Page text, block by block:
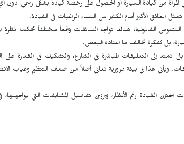
المرأة من قيادة السيارة أو الحصول على رخصة قيادة بشكل رسمي، دون
العائق الأكبر أمام الكثير من النساء الراغبات في القيادة.
النصوص القانونية، هناك تواجه السائقات واقعاً مختلفاً تحكمه نظرة
بل كفكرة تخالف ما اعتاده البعض.
إلى التعليقات المباشرة في الشارع، والتشكيك في القدرة على
ويأتي هذا في بيئة مرورية تعاني أصلاً من ضعف التنظيم وغياب
القيادة رغم الأنظار، ويروين تفاصيل المضايقات التي